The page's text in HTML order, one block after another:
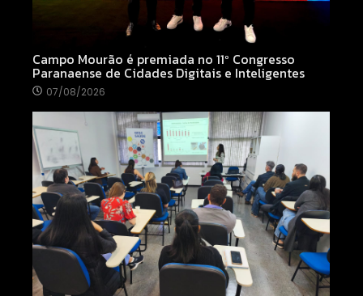
Campo Mourão é premiada no 11º Congresso
Paranaense de Cidades Digitais e Inteligentes
07/08/2026